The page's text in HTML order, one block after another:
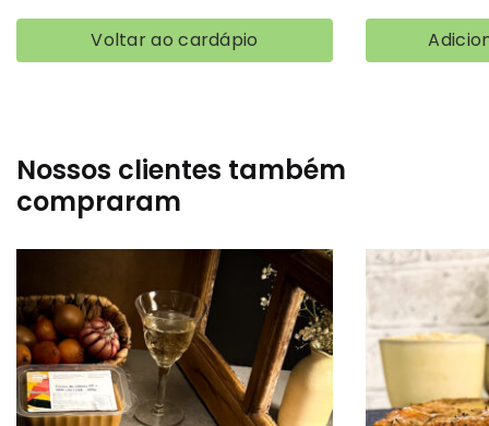
Voltar ao cardápio
Nossos clientes também
compraram